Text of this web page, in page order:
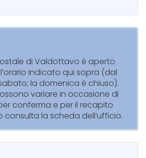
di Valdottavo è aperto
indicato qui sopra (dal
la domenica è chiuso).
variare in occasione di
conferma e per il recapito
consulta la scheda dell’ufficio.